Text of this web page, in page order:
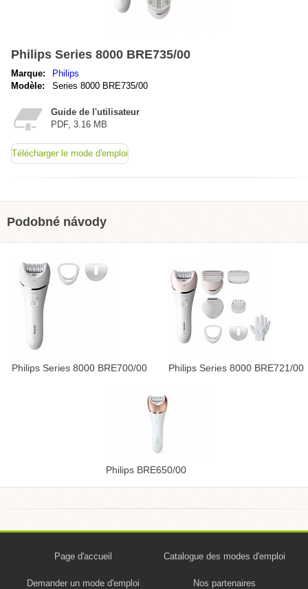
Philips Series 8000 BRE735/00
Marque:
Philips
Modèle:
Series 8000 BRE735/00
Guide de l'utilisateur
PDF, 3.16 MB
Télécharger le mode d'emploi
Podobné návody
Philips Series 8000 BRE700/00 Philips Series 8000 BRE721/00
Philips BRE650/00
Page d'accueil Catalogue des modes d'emploi
Demander un mode d'emploi Nos partenaires